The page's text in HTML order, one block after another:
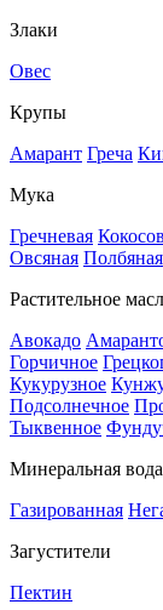
Злаки
Овес
Крупы
Амарант Греча
Мука
Гречневая
Овсяная Полбяная
Растительное
Авокадо
Горчичное
Кукурузное
Подсолнечное
Тыквенное
Минеральная вода
Газированная
Загустители
Пектин